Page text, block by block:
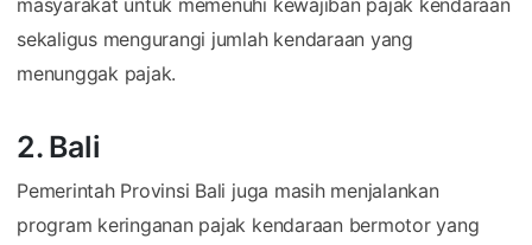
sekaligus mengurangi jumlah kendaraan yang
menunggak pajak.
2. Bali
Pemerintah Provinsi Bali juga masih menjalankan
program keringanan pajak kendaraan bermotor yang